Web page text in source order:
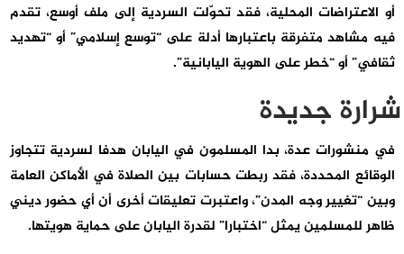
أو الاعتراضات المحلية، فقد تحوّلت السردية إلى ملف أوسع، تقدم
فيه مشاهد متفرقة باعتبارها أدلة على “توسع إسلامي” أو “تهديد
ثقافي” أو “خطر على الهوية اليابانية”.
شرارة جديدة
في منشورات عدة، بدا المسلمون في اليابان هدفا لسردية تتجاوز
الوقائع المحددة، فقد ربطت حسابات بين الصلاة في الأماكن العامة
وبين “تغيير وجه المدن”، واعتبرت تعليقات أخرى أن أي حضور ديني
ظاهر للمسلمين يمثل “اختبارا” لقدرة اليابان على حماية هويتها.